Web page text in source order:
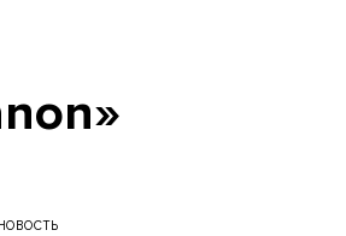
НОВОСТЬ